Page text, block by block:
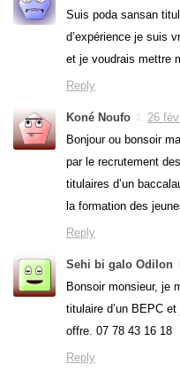
Suis poda sansan
d’expérience je suis
et je voudrais mettre
Reply
Koné Noufo
26
Bonjour ou bonsoir
par le recrutement
titulaires d’un
la formation des
Reply
Sehi bi galo Odilon
Bonsoir monsieur, je
titulaire d’un BEPC
offre. 07 78 43 16 18
Reply